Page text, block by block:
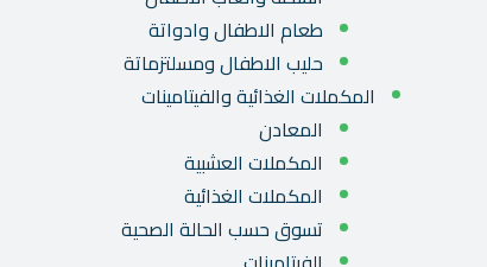
طعام الاطفال وادواتة
حليب الاطفال ومسلتزماتة
المكملات الغذائية والفيتامينات
المعادن
المكملات العشبية
المكملات الغذائية
تسوق حسب الحالة الصحية